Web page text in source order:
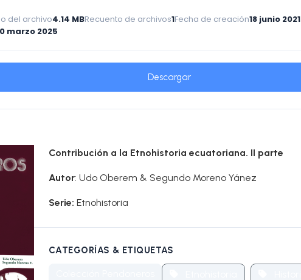
del archivo4.14 MBRecuento de archivos1Fecha de creación18 junio 2021
marzo 2025
Descargar
Contribución a la Etnohistoria ecuatoriana. II parte
Autor: Udo Oberem & Segundo Moreno Yánez
Serie: Etnohistoria
CATEGORÍAS & ETIQUETAS